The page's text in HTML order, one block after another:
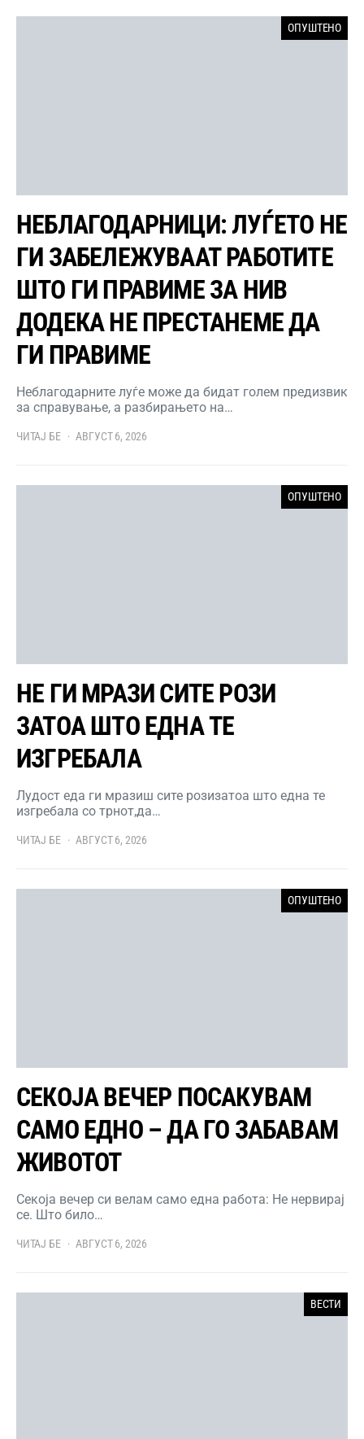
ОПУШТЕНО
НЕБЛАГОДАРНИЦИ: ЛУЃЕТО НЕ
ГИ ЗАБЕЛЕЖУВААТ РАБОТИТЕ
ШТО ГИ ПРАВИМЕ ЗА НИВ
ДОДЕКА НЕ ПРЕСТАНЕМЕ ДА
ГИ ПРАВИМЕ
Неблагодарните луѓе може да бидат голем предизвик
за справување, а разбирањето на…
ЧИТАЈ БЕ АВГУСТ 6, 2026
ОПУШТЕНО
НЕ ГИ МРАЗИ СИТЕ РОЗИ
ЗАТОА ШТО ЕДНА ТЕ
ИЗГРЕБАЛА
Лудост еда ги мразиш сите розизатоа што една те
изгребала со трнот,да…
ЧИТАЈ БЕ АВГУСТ 6, 2026
ОПУШТЕНО
СЕКОЈА ВЕЧЕР ПОСАКУВАМ
САМО ЕДНО – ДА ГО ЗАБАВАМ
ЖИВОТОТ
Секоја вечер си велам само една работа: Не нервирај
се. Што било…
ЧИТАЈ БЕ АВГУСТ 6, 2026
ВЕСТИ